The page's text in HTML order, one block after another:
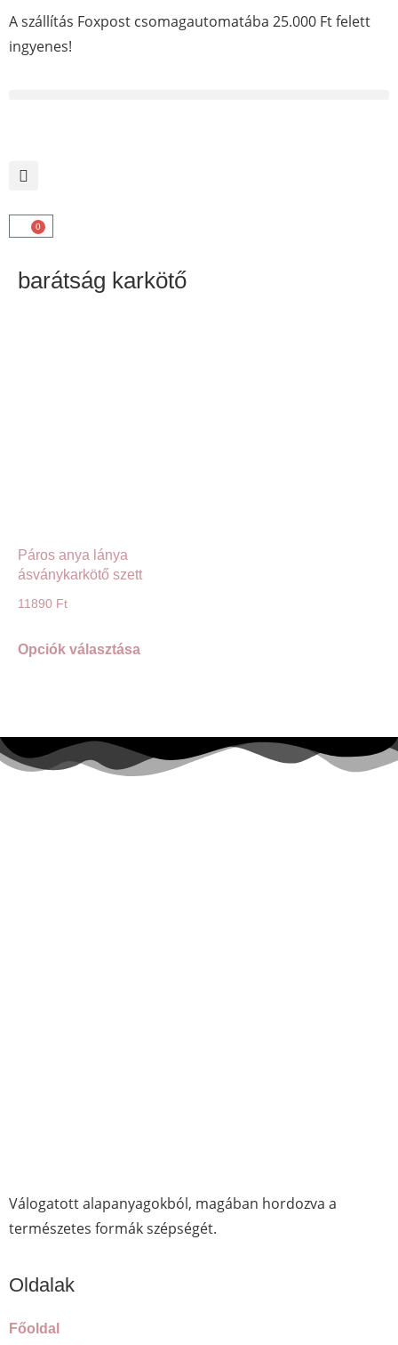
A szállítás Foxpost csomagautomatába 25.000 Ft felett
ingyenes!
0
barátság karkötő
Páros anya lánya
ásványkarkötő szett
11890 Ft
Opciók választása
Válogatott alapanyagokból, magában hordozva a
természetes formák szépségét.
Oldalak
Főoldal